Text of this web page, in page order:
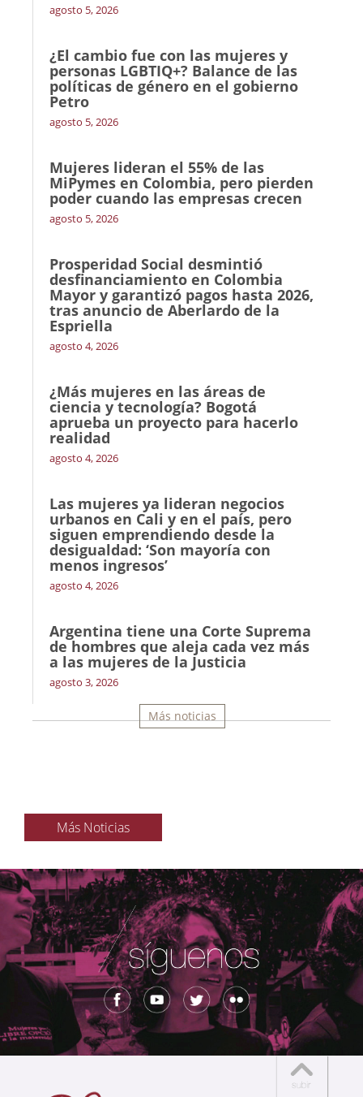
agosto 5, 2026
¿El cambio fue con las mujeres y
personas LGBTIQ+? Balance de las
políticas de género en el gobierno
Petro
agosto 5, 2026
Mujeres lideran el 55% de las
MiPymes en Colombia, pero pierden
poder cuando las empresas crecen
agosto 5, 2026
Prosperidad Social desmintió
desfinanciamiento en Colombia
Mayor y garantizó pagos hasta 2026,
tras anuncio de Aberlardo de la
Espriella
agosto 4, 2026
¿Más mujeres en las áreas de
ciencia y tecnología? Bogotá
aprueba un proyecto para hacerlo
realidad
agosto 4, 2026
Las mujeres ya lideran negocios
urbanos en Cali y en el país, pero
siguen emprendiendo desde la
desigualdad: ‘Son mayoría con
menos ingresos’
agosto 4, 2026
Argentina tiene una Corte Suprema
de hombres que aleja cada vez más
a las mujeres de la Justicia
agosto 3, 2026
Más noticias
Más Noticias